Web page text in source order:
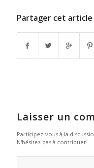
Partager cet article
Laisser un
Participez-vous à la
N'hésitez pas à contribuer!